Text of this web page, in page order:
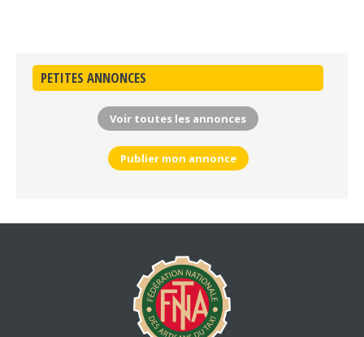
PETITES ANNONCES
Voir toutes les annonces
Publier mon annonce